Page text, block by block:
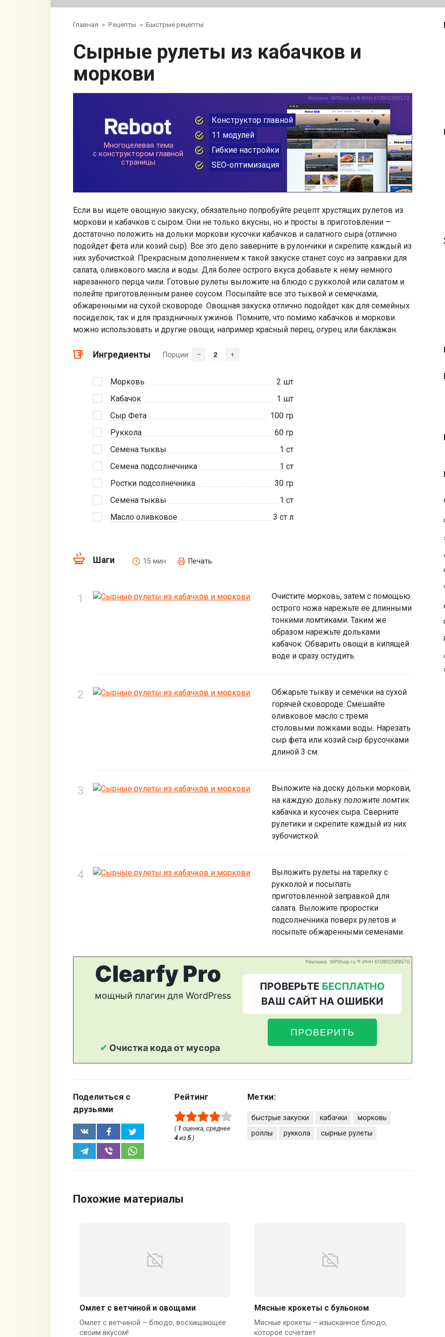
Главная » Рецепты » Быстрые рецепты
Сырные рулеты из кабачков и
моркови
Если вы ищете овощную закуску, обязательно попробуйте рецепт хрустящих рулетов из
моркови и кабачков с сыром. Они не только вкусны, но и просты в приготовлении —
достаточно положить на дольки моркови кусочки кабачков и салатного сыра (отлично
подойдет фета или козий сыр). Все это дело заверните в рулончики и скрепите каждый из
них зубочисткой. Прекрасным дополнением к такой закуске станет соус из заправки для
салата, оливкового масла и воды. Для более острого вкуса добавьте к нему немного
нарезанного перца чили. Готовые рулеты выложите на блюдо с рукколой или салатом и
полейте приготовленным ранее соусом. Посыпайте все это тыквой и семечками,
обжаренными на сухой сковороде. Овощная закуска отлично подойдет как для семейных
посиделок, так и для праздничных ужинов. Помните, что помимо кабачков и моркови
можно использовать и другие овощи, например красный перец, огурец или баклажан.
Ингредиенты Порции: – +
Морковь 2 шт
Кабачок
1 шт
Сыр Фета
100гр
Руккола
60гр
Семена тыквы
1 ст
Семена подсолнечника
1 ст
Ростки подсолнечника
30гр
Семена тыквы
1 ст
Масло оливковое
3 ст л
Шаги 15 мин. Печать
Очистите морковь, затем с помощью
острого ножа нарежьте ее длинными
тонкими ломтиками. Таким же
образом нарежьте дольками
кабачок. Обварить овощи в кипящей
воде и сразу остудить.
Обжарьте тыкву и семечки на сухой
горячей сковороде. Смешайте
оливковое масло с тремя
столовыми ложками воды. Нарезать
сыр фета или козий сыр брусочками
длиной 3 см.
Выложите на доску дольки моркови,
на каждую дольку положите ломтик
кабачка и кусочек сыра. Сверните
рулетики и скрепите каждый из них
зубочисткой.
Выложить рулеты на тарелку с
рукколой и посыпать
приготовленной заправкой для
салата. Выложите проростки
подсолнечника поверх рулетов и
посыпьте обжаренными семенами.
Поделиться с
друзьями
Рейтинг
( 1 оценка, среднее
4из 5)
Метки:
быстрые закуски кабачки
морковь
роллы
руккола сырные рулеты
Похожие материалы
Омлет с ветчиной и овощами
Омлет с ветчиной – блюдо, восхищающее
своим вкусом!
Мясные крокеты с бульоном
Мясные крокеты – изысканное блюдо,
которое сочетает